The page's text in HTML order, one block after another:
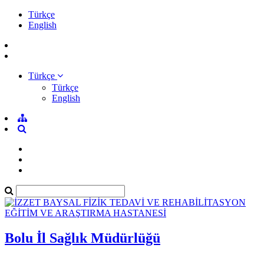
Türkçe
English
Türkçe
Türkçe
English
Bolu İl Sağlık Müdürlüğü